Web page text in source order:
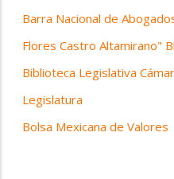
Barra Nacional de
Flores Castro Altamirano"
Biblioteca Legislativa
Legislatura
Bolsa Mexicana de Valores